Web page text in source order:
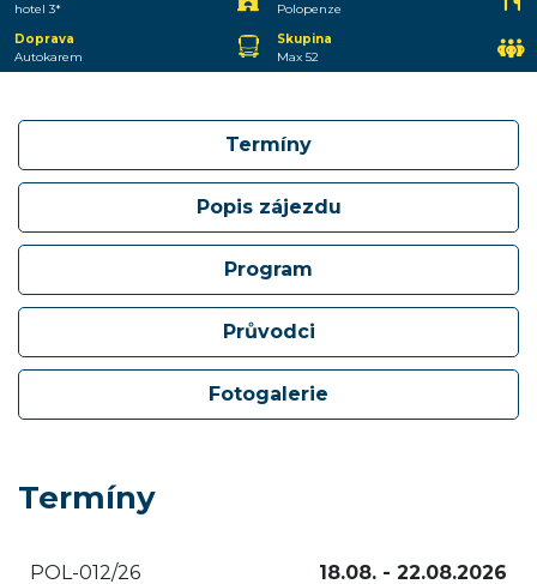
hotel 3*
Polopenze
Doprava
Autokarem
Skupina
Max 52
Termíny
Popis zájezdu
Program
Průvodci
Fotogalerie
Termíny
POL-012/26 18.08. - 22.08.2026